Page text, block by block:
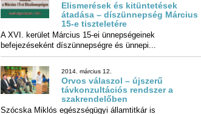
Elismerések és kitüntetések
átadása – díszünnepség Március
15-e tiszteletére
A XVI. kerület Március 15-ei ünnepségeinek
befejezéseként díszünnepségre és ünnepi...
2014. március 12.
Orvos válaszol – újszerű
távkonzultációs rendszer a
szakrendelőben
Szócska Miklós egészségügyi államtitkár is